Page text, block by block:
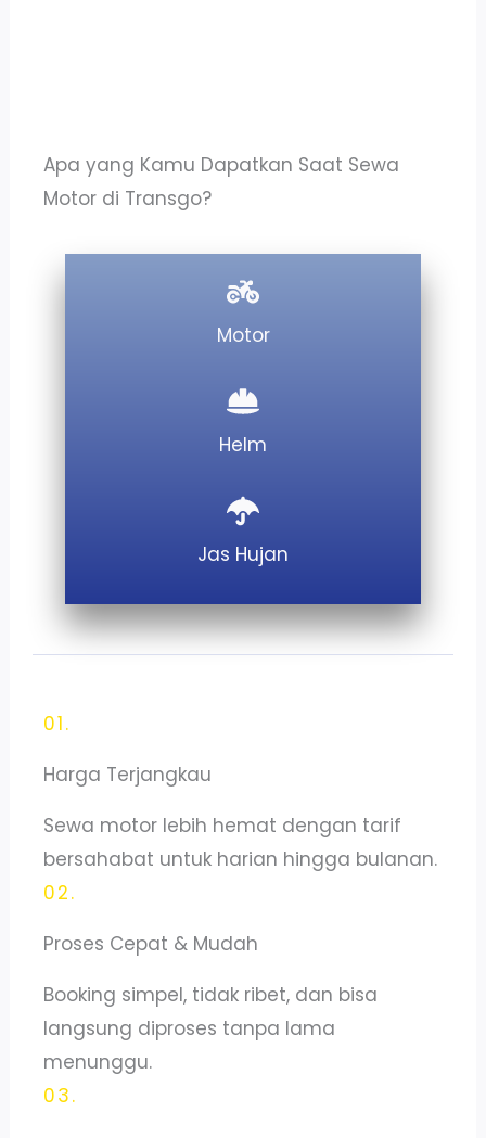
Apa yang Kamu Dapatkan Saat Sewa
Motor di Transgo?
Motor
Helm
Jas Hujan
01.
Harga Terjangkau
Sewa motor lebih hemat dengan tarif
bersahabat untuk harian hingga bulanan.
02.
Proses Cepat & Mudah
Booking simpel, tidak ribet, dan bisa
langsung diproses tanpa lama
menunggu.
03.